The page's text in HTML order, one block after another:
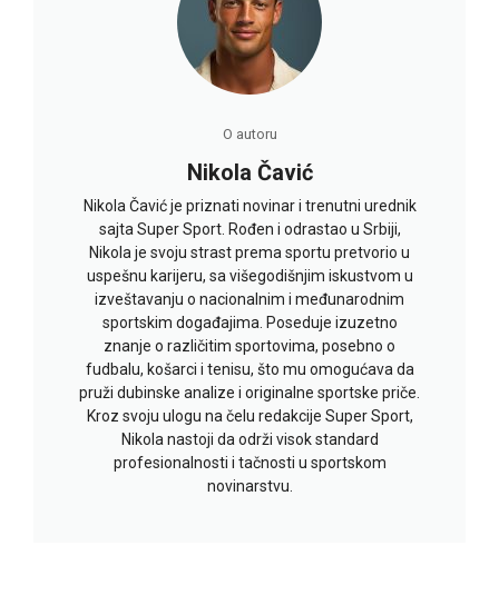
O autoru
Nikola Čavić
Nikola Čavić je priznati novinar i trenutni urednik
sajta Super Sport. Rođen i odrastao u Srbiji,
Nikola je svoju strast prema sportu pretvorio u
uspešnu karijeru, sa višegodišnjim iskustvom u
izveštavanju o nacionalnim i međunarodnim
sportskim događajima. Poseduje izuzetno
znanje o različitim sportovima, posebno o
fudbalu, košarci i tenisu, što mu omogućava da
pruži dubinske analize i originalne sportske priče.
Kroz svoju ulogu na čelu redakcije Super Sport,
Nikola nastoji da održi visok standard
profesionalnosti i tačnosti u sportskom
novinarstvu.